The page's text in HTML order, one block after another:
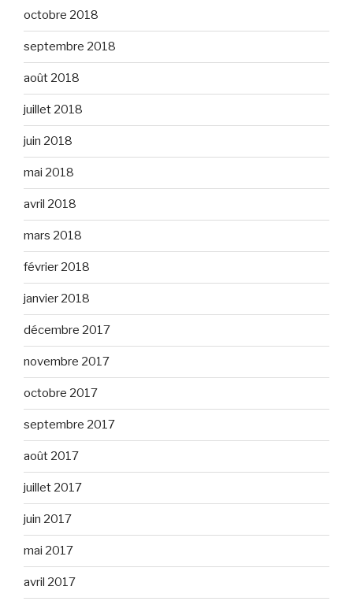
octobre 2018
septembre 2018
août 2018
juillet 2018
juin 2018
mai 2018
avril 2018
mars 2018
février 2018
janvier 2018
décembre 2017
novembre 2017
octobre 2017
septembre 2017
août 2017
juillet 2017
juin 2017
mai 2017
avril 2017